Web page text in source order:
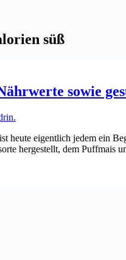
süß
sowie
heute eigentlich jedem ein
hergestellt, dem Puffmais